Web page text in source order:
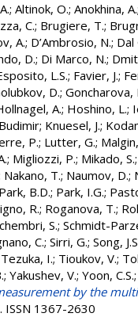
; Altinok, O.; Anokhina, A.
C.; Brugiere, T.;
A.; D’Ambrosio, N.; Dal
D.; Di Marco, N.;
L.S.; Favier, J.;
D.; Goncharova,
A.; Hoshino, L.;
; Knuesel, J.;
P.; Lutter, G.;
; Migliozzi, P.; Mikado, S.
Nakano, T.; Naumov, D.;
Park, B.D.; Park, I.G.;
R.; Roganova, T.;
S.; Schmidt-
C.; Sirri, G.; Song,
Tezuka, I.; Tioukov, V.;
; Yakushev, V.; Yoon, C.S.
by the
ISSN 1367-2630